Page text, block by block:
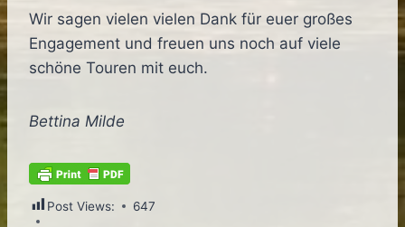
Wir sagen vielen vielen Dank für euer großes
Engagement und freuen uns noch auf viele
schöne Touren mit euch.
Bettina Milde
Post Views: 647